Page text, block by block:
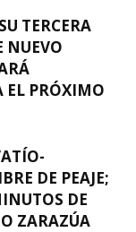
TERCERA
NUEVO
EL PRÓXIMO
DE PEAJE;
DE
ZARAZÚA